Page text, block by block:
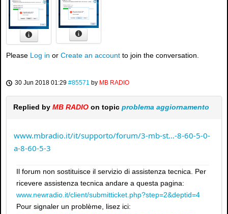
Please Log in or Create an account to join the conversation.
30 Jun 2018 01:29 #85571 by MB RADIO
Replied by MB RADIO on topic problema aggiornamento
www.mbradio.it/it/supporto/forum/3-mb-st...-8-60-5-0-
a-8-60-5-3
Il forum non sostituisce il servizio di assistenza tecnica. Per
ricevere assistenza tecnica andare a questa pagina:
www.newradio.it/client/submitticket.php?step=2&deptid=4
Pour signaler un problème, lisez ici: